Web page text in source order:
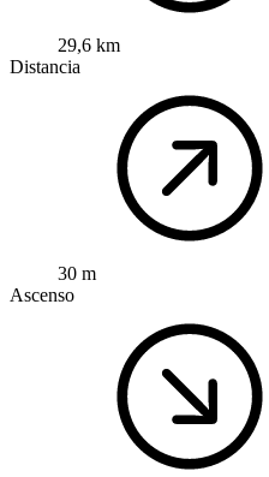
29,6 km
Distancia
30 m
Ascenso